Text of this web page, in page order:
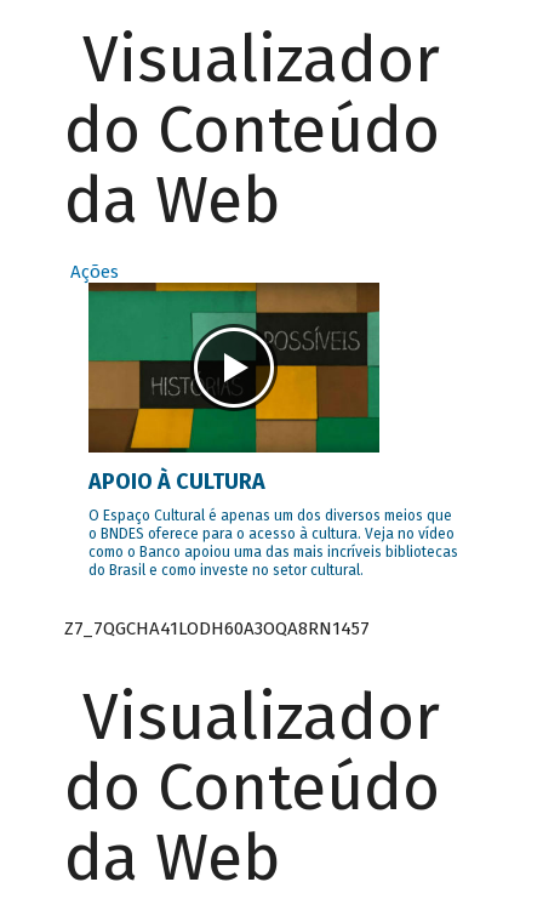
Visualizador
do Conteúdo
da Web
Ações
APOIO À CULTURA
O Espaço Cultural é apenas um dos diversos meios que
o BNDES oferece para o acesso à cultura. Veja no vídeo
como o Banco apoiou uma das mais incríveis bibliotecas
do Brasil e como investe no setor cultural.
Z7_7QGCHA41LODH60A3OQA8RN1457
Visualizador
do Conteúdo
da Web